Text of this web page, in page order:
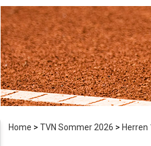
Home > TVN Sommer 2026 > Herren